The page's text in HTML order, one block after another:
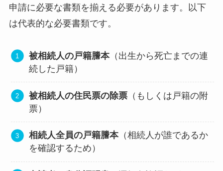
申請に必要な書類を揃える必要があります。以下
は代表的な必要書類です。
被相続人の戸籍謄本（出生から死亡までの連
続した戸籍）
被相続人の住民票の除票 （もしくは戸籍の附
票）
相続人全員の戸籍謄本（相続人が誰であるか
を確認するため）